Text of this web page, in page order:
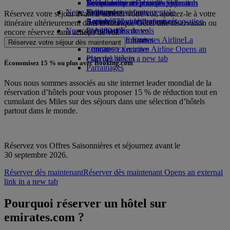
Boissons
Notre flotte
Boeing 777
L’A380 d’Emirates
L’A350 d’Emirates
Emirates Executive
Plan des sièges
Divertissements pour les enfants
Jouets pour enfants
Activités pour les enfants
La durabilité en pratique
Politique environnementale
Rapports environnementaux
Nos communautés
La Fondation Emirates AirlineLa
Fondation Emirates Airline Opens an
external link in a new tab
Parrainages
Se connecter à Emirates Skywards
Skywards+
Téléphone portable et l'application
Emirates
Annuler ou modifier une réservation
Perturbations de vols
À propos d’Emirates
Réservez votre séjour avant d’acheter votre vol, ajoutez-le à votre
itinéraire ultérieurement dans la rubrique Gérer une réservation ou
encore réservez sans acheter de vol.
Réservez votre séjour dès maintenant
Économisez 15 % ou plus avec Booking.com
Nous nous sommes associés au site internet leader mondial de la
réservation d’hôtels pour vous proposer 15 % de réduction tout en
cumulant des Miles sur des séjours dans une sélection d’hôtels
partout dans le monde.
Réservez vos Offres Saisonnières et séjournez avant le
30 septembre 2026.
Réserver dès maintenantRéserver dès maintenant Opens an external
link in a new tab
Pourquoi réserver un hôtel sur
emirates.com ?